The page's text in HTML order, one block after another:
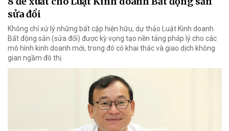
sửa đổi
Không chỉ xử lý những bất cập hiện hữu, dự thảo Luật Kinh doanh
Bất động sản (sửa đổi) được kỳ vọng tạo nền tảng pháp lý cho các
mô hình kinh doanh mới, trong đó có khai thác và giao dịch không
gian ngầm đô thị.